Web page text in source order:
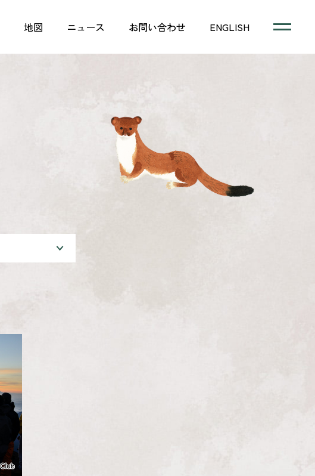
地図 ニュース お問い合わせ ENGLISH